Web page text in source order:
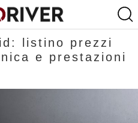
listino prezzi
e prestazioni